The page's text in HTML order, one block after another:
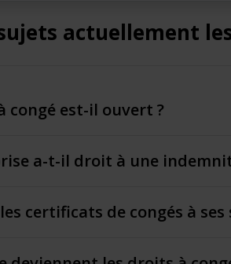
actuellement
congé est-il ouvert ?
a-t-il droit à une
certificats de congés à ses